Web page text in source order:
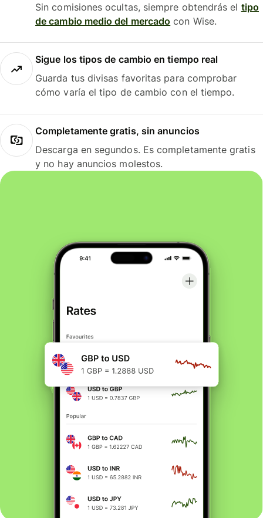
Sin comisiones ocultas, siempre obtendrás el tipo
de cambio medio del mercado con Wise.
Sigue los tipos de cambio en tiempo real
Guarda tus divisas favoritas para comprobar
cómo varía el tipo de cambio con el tiempo.
Completamente gratis, sin anuncios
Descarga en segundos. Es completamente gratis
y no hay anuncios molestos.